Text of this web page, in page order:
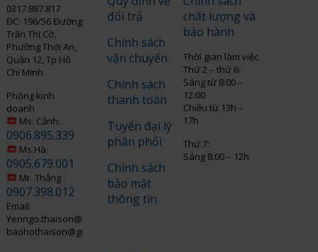
0317.887.817
ĐC: 196/56 Đường
Trần Thị Cờ,
Phường Thới An,
Quận 12, Tp Hồ
Chí Minh
Phòng kinh
doanh
Ms. Cảnh:
0906.895.339
Ms.Hà:
0905.679.001
Mr. Thắng :
0907.398.012
Email:
Yenngo.thaison@gmail.com
baohothaison@gmail.com
đổi trả
Chính sách
vận chuyển
Chính sách
thanh toán
Tuyển đại lý
phân phối
Chính sách
bảo mật
thông tin
chất lượng và
bảo hành
Thời gian làm việc
Thứ 2 – thứ 6:
Sáng từ 8:00 –
12:00
Chiều từ 13h –
17h
Thứ 7:
Sáng 8:00 – 12h